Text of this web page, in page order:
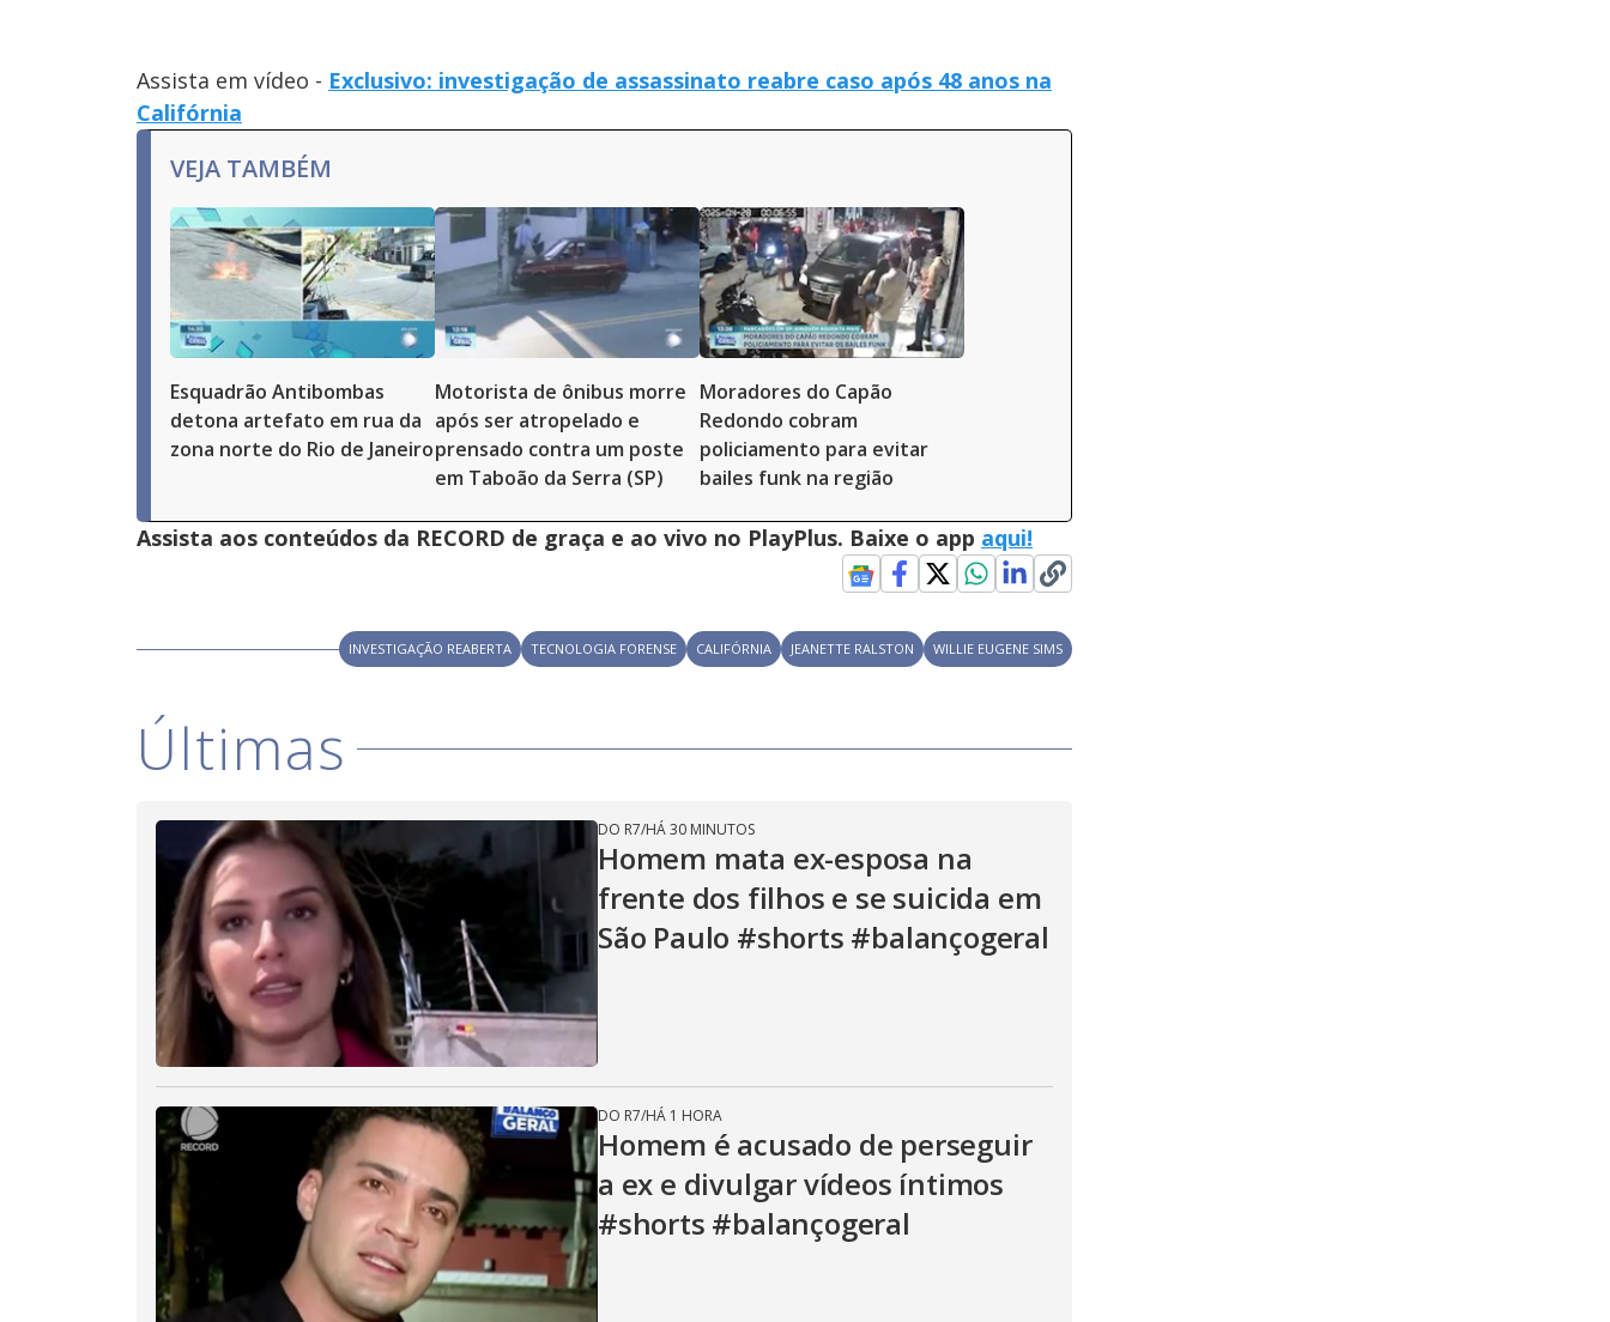
Assista em vídeo - Exclusivo: investigação de assassinato reabre caso após 48 anos na
Califórnia
VEJA TAMBÉM
Esquadrão Antibombas
detona artefato em rua da
zona norte do Rio de Janeiro
Motorista de ônibus morre
após ser atropelado e
prensado contra um poste
em Taboão da Serra (SP)
Moradores do Capão
Redondo cobram
policiamento para evitar
bailes funk na região
Assista aos conteúdos da RECORD de graça e ao vivo no PlayPlus. Baixe o app aqui!
INVESTIGAÇÃO REABERTA TECNOLOGIA FORENSE CALIFÓRNIA JEANETTE RALSTON WILLIE EUGENE SIMS
Últimas
DO R7/HÁ 30 MINUTOS
Homem mata ex-esposa na
frente dos filhos e se suicida em
São Paulo #shorts #balançogeral
DO R7/HÁ 1 HORA
Homem é acusado de perseguir
a ex e divulgar vídeos íntimos
#shorts #balançogeral